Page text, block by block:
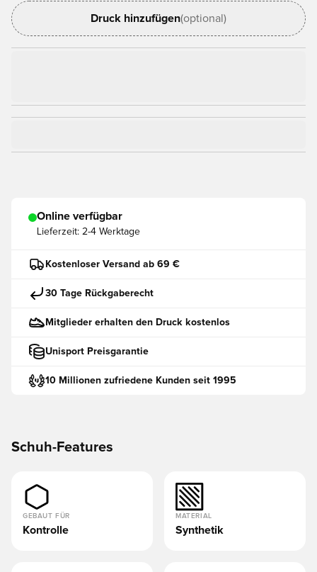
Druck hinzufügen(optional)
Online verfügbar
Lieferzeit: 2-4 Werktage
Kostenloser Versand ab 69 €
30 Tage Rückgaberecht
Mitglieder erhalten den Druck kostenlos
Unisport Preisgarantie
10 Millionen zufriedene Kunden seit 1995
Schuh-Features
GEBAUT FÜR
Kontrolle
MATERIAL
Synthetik